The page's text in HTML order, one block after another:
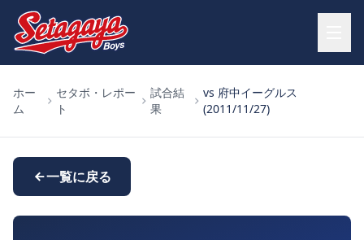
ホー
ム
セタボ・レポー
ト
試合結
果
vs 府中イーグルス
(2011/11/27)
一覧に戻る